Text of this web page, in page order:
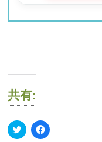
共有:
ク
リ
Facebook
で